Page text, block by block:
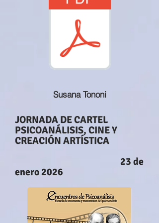
Susana Tononi
JORNADA DE CARTEL
PSICOANÁLISIS, CINE Y
CREACIÓN ARTÍSTICA
23 de
enero 2026